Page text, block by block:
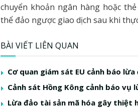
chuyển khoản ngân hàng hoặc
thể đảo ngược giao dịch sau khi
BÀI VIẾT LIÊN QUAN
Cơ quan giám sát EU cảnh báo
Cảnh sát Hồng Kông cảnh báo vụ
Lừa đảo tài sản mã hóa gây thiệt